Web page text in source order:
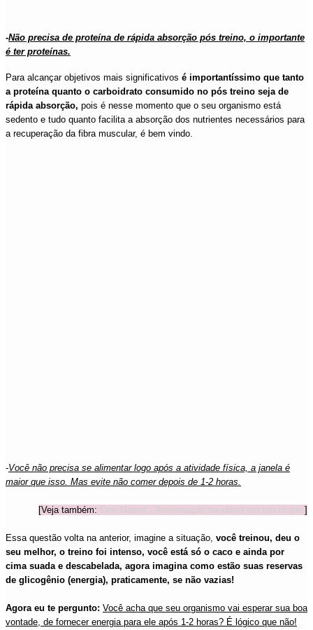
-Não precisa de proteína de rápida absorção pós treino, o importante
é ter proteínas.
Para alcançar objetivos mais significativos é importantíssimo que tanto
a proteína quanto o carboidrato consumido no pós treino seja de
rápida absorção, pois é nesse momento que o seu organismo está
sedento e tudo quanto facilita a absorção dos nutrientes necessários para
a recuperação da fibra muscular, é bem vindo.
-Você não precisa se alimentar logo após a atividade física, a janela é
maior que isso. Mas evite não comer depois de 1-2 horas.
[Veja também: ]
Essa questão volta na anterior, imagine a situação, você treinou, deu o
seu melhor, o treino foi intenso, você está só o caco e ainda por
cima suada e descabelada, agora imagina como estão suas reservas
de glicogênio (energia), praticamente, se não vazias!
Agora eu te pergunto: Você acha que seu organismo vai esperar sua boa
vontade, de fornecer energia para ele após 1-2 horas? É lógico que não!